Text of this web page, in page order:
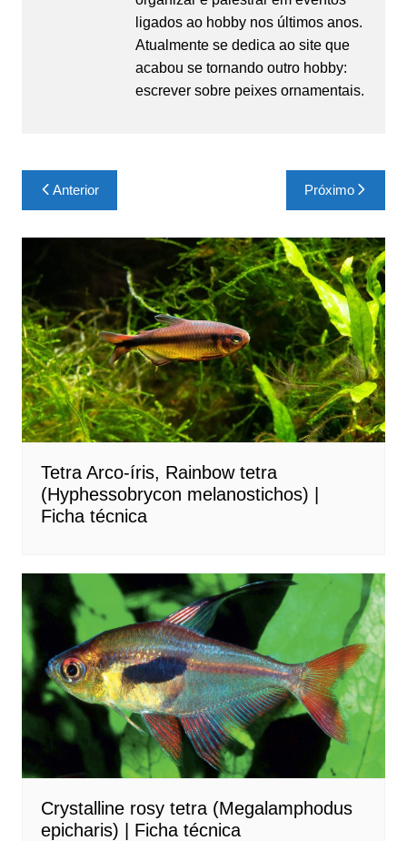
ligados ao hobby nos últimos anos.
Atualmente se dedica ao site que
acabou se tornando outro hobby:
escrever sobre peixes ornamentais.
Navegação
de
Post
Anterior Próximo
Tetra Arco-íris, Rainbow tetra
(Hyphessobrycon melanostichos) |
Ficha técnica
Crystalline rosy tetra (Megalamphodus
epicharis) | Ficha técnica